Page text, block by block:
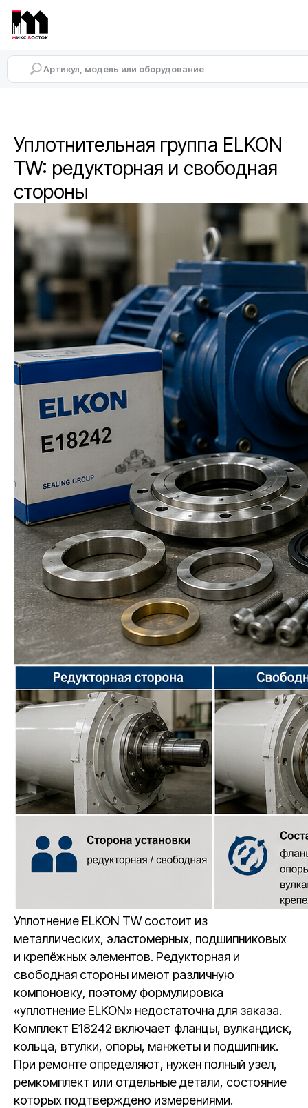
Уплотнительная группа ELKON
TW: редукторная и свободная
стороны
Уплотнение ELKON TW состоит из
металлических, эластомерных, подшипниковых
и крепёжных элементов. Редукторная и
свободная стороны имеют различную
компоновку, поэтому формулировка
«уплотнение ELKON» недостаточна для заказа.
Комплект E18242 включает фланцы, вулкандиск,
кольца, втулки, опоры, манжеты и подшипник.
При ремонте определяют, нужен полный узел,
ремкомплект или отдельные детали, состояние
которых подтверждено измерениями.